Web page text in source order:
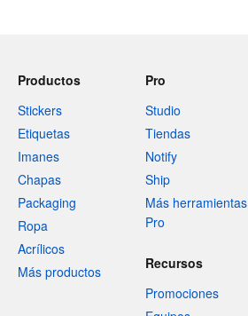
Productos
Stickers
Etiquetas
Imanes
Chapas
Packaging
Ropa
Acrílicos
Más productos
Pro
Studio
Tiendas
Notify
Ship
Más herramientas
Pro
Recursos
Promociones